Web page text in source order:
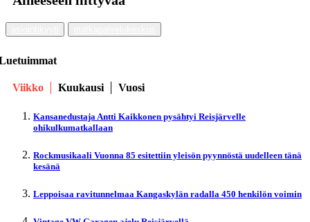
Viikko Kuukausi Vuosi
Kansanedustaja Antti Kaikkonen pysähtyi Reisjärvelle
ohikulkumatkallaan
Rockmusikaali Vuonna 85 esitettiin yleisön pyynnöstä uudelleen tänä
kesänä
Leppoisaa ravitunnelmaa Kangaskylän radalla 450 henkilön voimin